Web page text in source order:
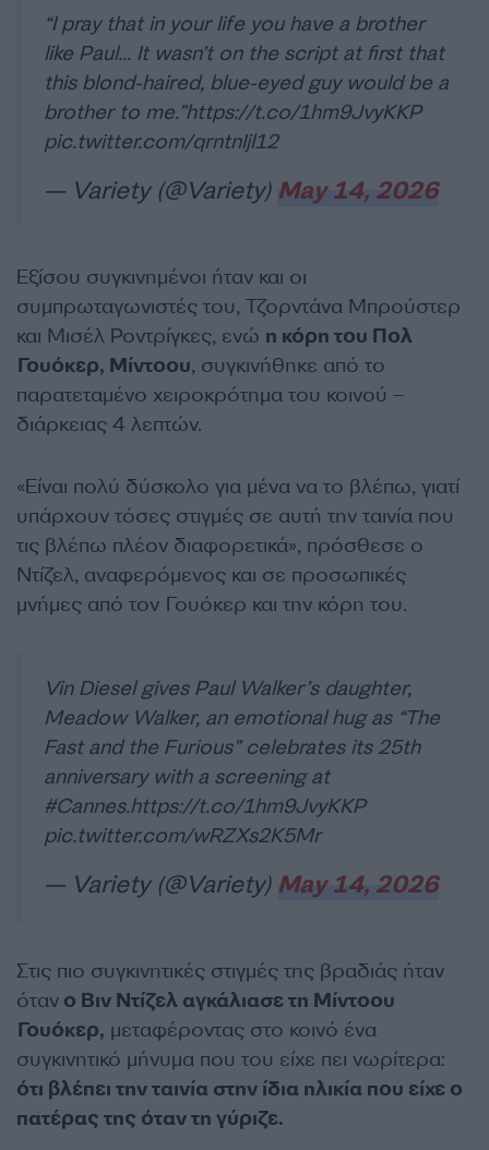
“I pray that in your life you have a brother
like Paul… It wasn’t on the script at first that
this blond-haired, blue-eyed guy would be a
brother to me.”https://t.co/1hm9JvyKKP
pic.twitter.com/qrntnIjl12
— Variety (@Variety) May 14, 2026
Εξίσου συγκινημένοι ήταν και οι
συμπρωταγωνιστές του, Τζορντάνα Μπρούστερ
και Μισέλ Ροντρίγκες, ενώ η κόρη του Πολ
Γουόκερ, Μίντοου, συγκινήθηκε από το
παρατεταμένο χειροκρότημα του κοινού –
διάρκειας 4 λεπτών.
«Είναι πολύ δύσκολο για μένα να το βλέπω, γιατί
υπάρχουν τόσες στιγμές σε αυτή την ταινία που
τις βλέπω πλέον διαφορετικά», πρόσθεσε ο
Ντίζελ, αναφερόμενος και σε προσωπικές
μνήμες από τον Γουόκερ και την κόρη του.
Vin Diesel gives Paul Walker’s daughter,
Meadow Walker, an emotional hug as “The
Fast and the Furious” celebrates its 25th
anniversary with a screening at
#Cannes.https://t.co/1hm9JvyKKP
pic.twitter.com/wRZXs2K5Mr
— Variety (@Variety) May 14, 2026
Στις πιο συγκινητικές στιγμές της βραδιάς ήταν
όταν ο Βιν Ντίζελ αγκάλιασε τη Μίντοου
Γουόκερ, μεταφέροντας στο κοινό ένα
συγκινητικό μήνυμα που του είχε πει νωρίτερα:
ότι βλέπει την ταινία στην ίδια ηλικία που είχε ο
πατέρας της όταν τη γύριζε.